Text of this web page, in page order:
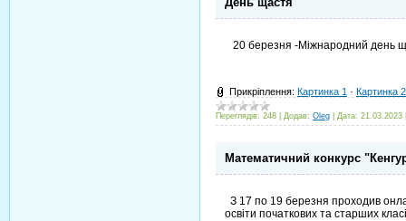
20 березня -Міжнародний день
Прикріплення: Картинка 1 · Картинка 2
Переглядів: 248 Додав: Oleg Дата: 21.03.2023
Математичний конкурс
З 17 по 19 березня проходив
освіти початкових та старших